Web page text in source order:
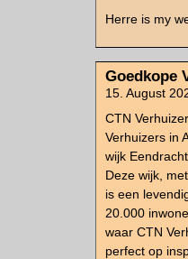
Herre is my
Goedkope
15. August
CTN
Verhuizers in
wijk
Deze wijk,
is een
20.000
waar CTN
perfect op